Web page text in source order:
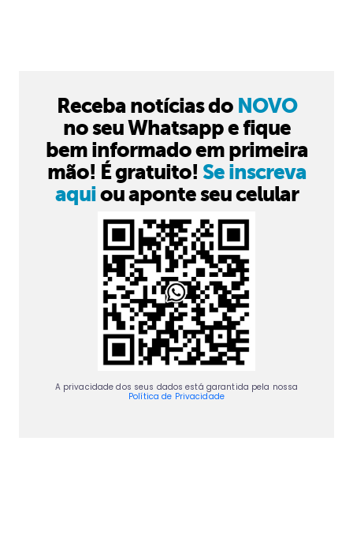
Receba notícias do NOVO
no seu Whatsapp e fique
bem informado em primeira
mão! É gratuito! Se inscreva
aquiou aponte seu celular
A privacidade dos seus dados está garantida pela nossa
Política de Privacidade